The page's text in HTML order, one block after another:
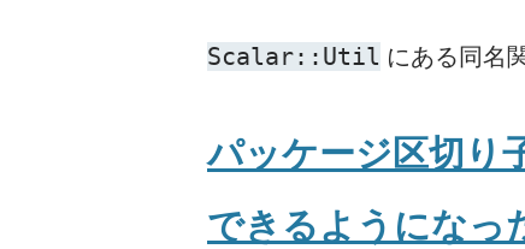
Scalar::Util にある同名
パッケージ区切り
できるようになっ